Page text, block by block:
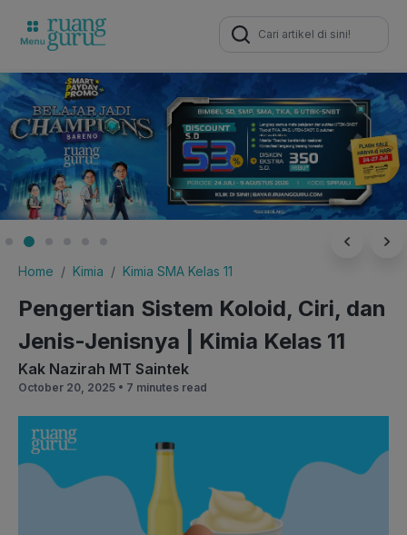
Search
for:
Home Kimia Kimia SMA Kelas 11
Pengertian Sistem Koloid, Ciri, dan
Jenis-Jenisnya | Kimia Kelas 11
Kak Nazirah MT Saintek
October 20, 2025 • 7 minutes read